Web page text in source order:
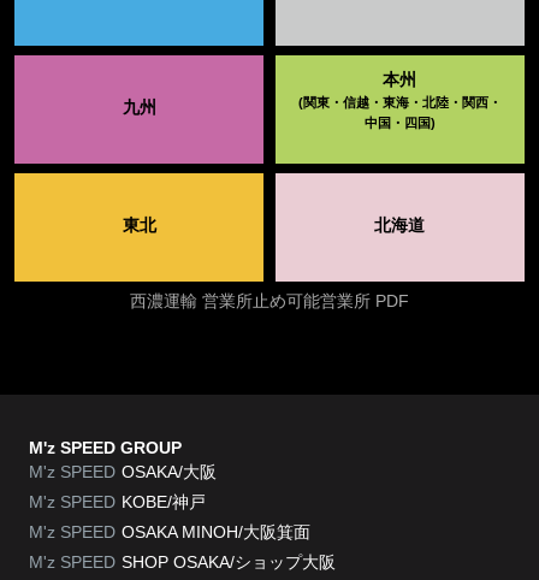
九州
本州
(関東・信越・東海・北陸・関西・
中国・四国)
東北 北海道
西濃運輸 営業所止め可能営業所 PDF
M'z SPEED GROUP
M'z SPEED OSAKA/大阪
M'z SPEED KOBE/神戸
M'z SPEED OSAKA MINOH/大阪箕面
M'z SPEED SHOP OSAKA/ショップ大阪